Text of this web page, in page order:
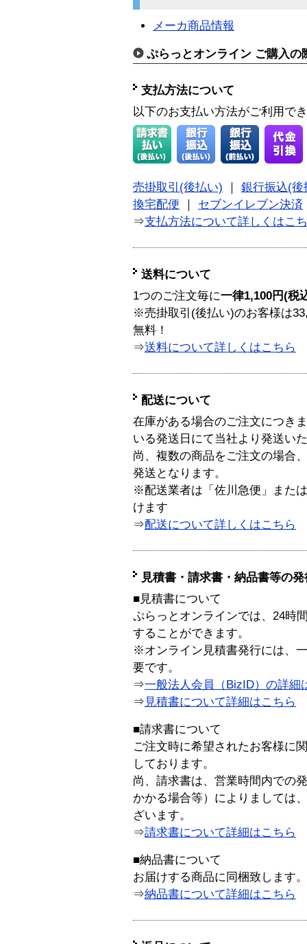
メーカ商品情報
ぷらっとオンライン ご購入の
支払方法について
以下のお支払い方法がご利用で
売掛取引(後払い)
銀行振込(後
換宅配便
セブンイレブン決済
⇒支払方法について詳しくはこ
送料について
1つのご注文毎に一律1,100円(税
※売掛取引(後払い)のお客様は
無料！
⇒送料について詳しくはこちら
配送について
在庫がある場合のご注文につき
いる発送日にて当社より発送い
尚、複数の商品をご注文の場合
発送となります。
※配送業者は「佐川急便」また
けます
⇒配送について詳しくはこちら
見積書・請求書・納品書等の
■見積書について
ぷらっとオンラインでは、24時
することができます。
※オンライン見積書発行には、
要です。
⇒一般法人会員（BizID）の詳細
⇒ 見積書について詳細はこちら
■請求書について
ご注文時に希望されたお客様に
しております。
尚、請求書は、営業時間内での
かかる場合等）によりましては
ざいます。
⇒請求書について詳細はこちら
■納品書について
お届けする商品に同梱致します。
⇒納品書について詳細はこちら